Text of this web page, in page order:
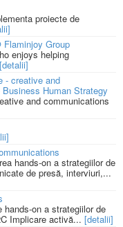
proiecte de
Flaminjoy Group
enjoys helping
[detalii]
- creative and
Human Strategy
and communications
hands-on a strategiilor de
de presă, interviuri,...
hands-on a strategiilor de
Implicare activă... [detalii]